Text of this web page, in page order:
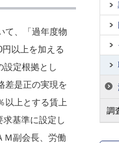
て、「過年度物
以上を加える
設定根拠とし
差是正の実現を
以上とする賃上
基準に設定し
Ｍ副会長、労働
調